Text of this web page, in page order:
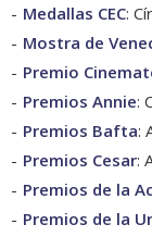
Medallas CEC:
Mostra de
Premio
Premios Annie:
Premios Bafta:
Premios Cesar:
Premios de la
Premios de la